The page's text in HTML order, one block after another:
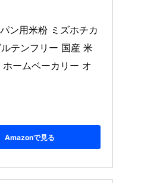
ン用米粉 ミズホチカ
テンフリー 国産 米
ームベーカリー オ
Amazonで見る